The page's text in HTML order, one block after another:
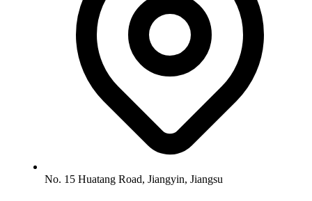
No. 15 Huatang Road, Jiangyin, Jiangsu